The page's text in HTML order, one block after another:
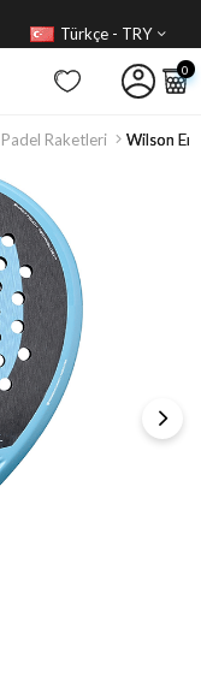
Türkçe - TRY
0
Raketleri Wilson